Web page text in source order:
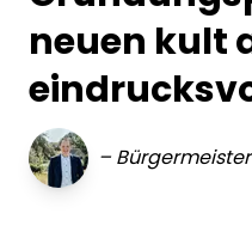
neuen kult
–